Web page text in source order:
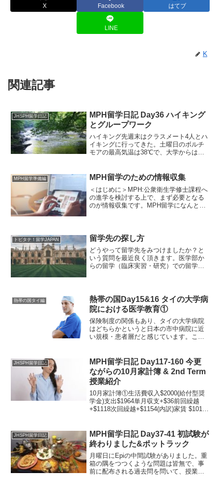
X Facebook はてブ
LINE
K
関連記事
JHSPH留学日記
MPH留学日記 Day36 ハイキング
とグループワーク
ハイキング先週末はクラスメート4人とハ
イキングに行ってきた。土曜日のボルチ
モアの最高気温は38℃で、大学からは屋
に山へと向かった。行き先はボルチモア
MPH留学準備編 MPH留学のための情報収集
＜はじめに＞MPH:公衆衛生学修士課程へ
の進学を検討する上で、まず必要となる
のが情報収集です。MPH留学になんとな
ToDoリストはこち...
トビタテ！留学JAPAN 留学先の探し方
どうやって留学先をみつけましたか？と
いう質問を最近良く頂きます。医学部か
らの留学（臨床実習・研究）での留学先
実習では、交換留学制度を...
熱帯の国タイ編
熱帯の国Day15&16 タイの大学病
院における医学教育①
保険制度の関係もあり、タイの大学病院
はどちらかというと日本の市中病院に近
い規模・患者層だと感じています。これ
ていきたいと思います。医学生＝患者様
の担当医?!まずは医学生...
JHSPH留学日記
MPH留学日記 Day117-160 今更
ながらの10月家計簿 & 2nd Term
授業紹介
10月家計簿①生活費収入$2000(給付型奨
学金)支出$1964単月収支+$36前回繰越
+$1118次回繰越+$1154(内訳)家賃 $1015
JHSPH留学日記
MPH留学日記 Day37-41 初試験が
終わりました&ポットラック
月曜日にEpiの中間試験がありました。重
箱の隅をつつくような問題は皆無で、事
前に配布される過去問を問いて、授業ス